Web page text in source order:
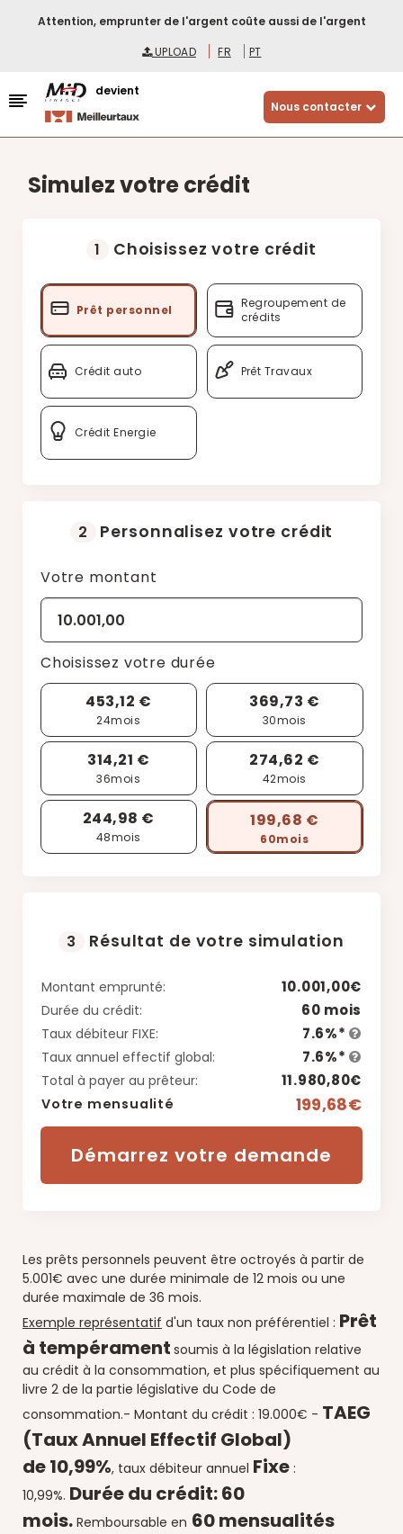
Attention, emprunter de l'argent coûte aussi de l'argent
UPLOAD
FR PT
devient
Nous contacter
Simulez votre crédit
1 Choisissez votre crédit
Prêt personnel
Regroupement de
crédits
Crédit auto Prêt Travaux
Crédit Energie
2 Personnalisez votre crédit
Votre montant
Choisissez votre durée
453,12 €
24mois
369,73 €
30mois
314,21 €
36mois
274,62 €
42mois
244,98 €
48mois
199,68 €
60mois
3 Résultat de votre simulation
Montant emprunté: 10.001,00€
Durée du crédit: 60 mois
Taux débiteur FIXE: 7.6%*
Taux annuel effectif global: 7.6%*
Total à payer au prêteur: 11.980,80€
Votre mensualité 199,68€
Démarrez votre demande
Les prêts personnels peuvent être octroyés à partir de
5.001€ avec une durée minimale de 12 mois ou une
durée maximale de 36 mois.
Exemple représentatif d'un taux non préférentiel : Prêt
à tempérament soumis à la législation relative
au crédit à la consommation, et plus spécifiquement au
livre 2 de la partie législative du Code de
consommation.- Montant du crédit : 19.000€ - TAEG
(Taux Annuel Effectif Global)
de10,99%, taux débiteur annuel Fixe :
10,99%. Durée du crédit:60
mois. Remboursable en 60 mensualités